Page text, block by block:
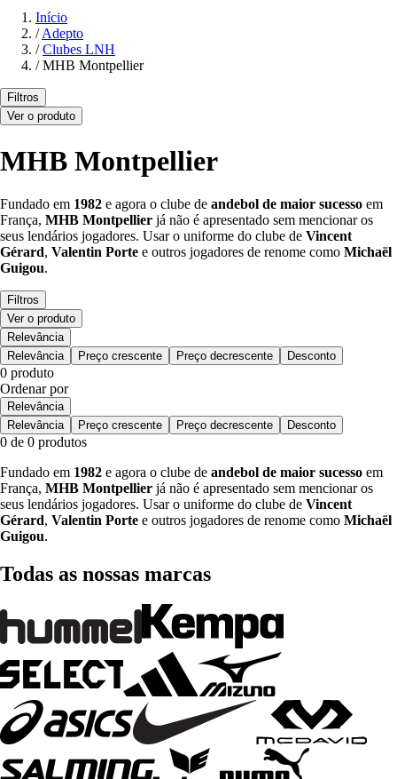
Início
/Adepto
/ Clubes LNH
/ MHB Montpellier
Filtros
Ver o produto
MHB Montpellier
Fundado em 1982 e agora o clube de andebol de maior sucesso em
França, MHB Montpellier já não é apresentado sem mencionar os
seus lendários jogadores. Usar o uniforme do clube de Vincent
Gérard, Valentin Porte e outros jogadores de renome como Michaël
Guigou.
Filtros
Ver o produto
Relevância
Relevância
Preço crescente Preço decrescente Desconto
0 produto
Ordenar por
Relevância
Relevância
Preço crescente Preço decrescente Desconto
0 de 0 produtos
Fundado em 1982 e agora o clube de andebol de maior sucesso em
França, MHB Montpellier já não é apresentado sem mencionar os
seus lendários jogadores. Usar o uniforme do clube de Vincent
Gérard, Valentin Porte e outros jogadores de renome como Michaël
Guigou.
Todas as nossas marcas